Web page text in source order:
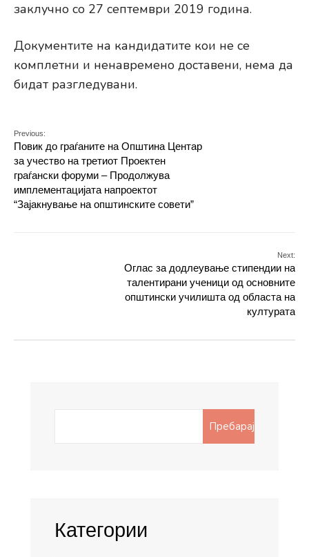
заклучно со 27 септември 2019 година.
Документите на кандидатите кои не се
комплетни и ненавремено доставени, нема да
бидат разгледувани.
Previous:
Повик до граѓаните на Општина Центар
за учество на третиот Проектен
граѓански форуми – Продолжува
имплементацијата напроектот
“Зајакнување на општинските совети”
Next:
Оглас за додлеување стипендии на
талентирани ученици од основните
општински училишта од областа на
културата
Пребарај
Категории